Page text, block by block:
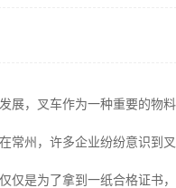
展，叉车作为一种重要的物
常州，许多企业纷纷意识到
仅是为了拿到一纸合格证书